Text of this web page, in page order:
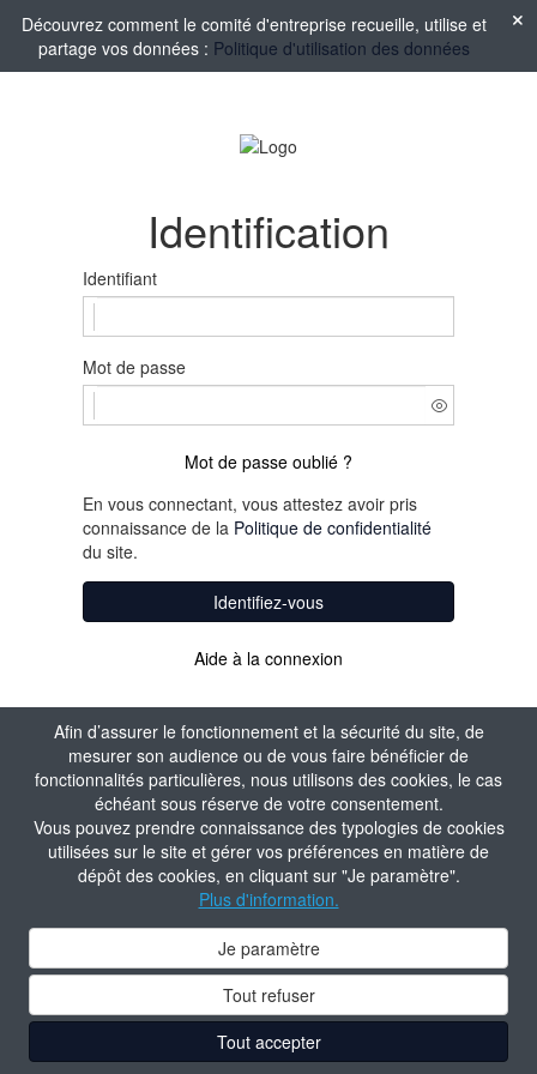
Afin d’assurer le fonctionnement et la sécurité du site, de
mesurer son audience ou de vous faire bénéficier de
fonctionnalités particulières, nous utilisons des cookies, le cas
échéant sous réserve de votre consentement.
Vous pouvez prendre connaissance des typologies de cookies
utilisées sur le site et gérer vos préférences en matière de
dépôt des cookies, en cliquant sur "Je paramètre".
Plus d'information.
Je paramètre
Tout refuser
Tout accepter
Découvrez comment le comité d'entreprise recueille, utilise et
partage vos données : Politique d'utilisation des données
Identification
Identifiant
Mot de passe
Mot de passe oublié ?
En vous connectant, vous attestez avoir pris
connaissance de la Politique de confidentialité
du site.
Identifiez-vous
Aide à la connexion